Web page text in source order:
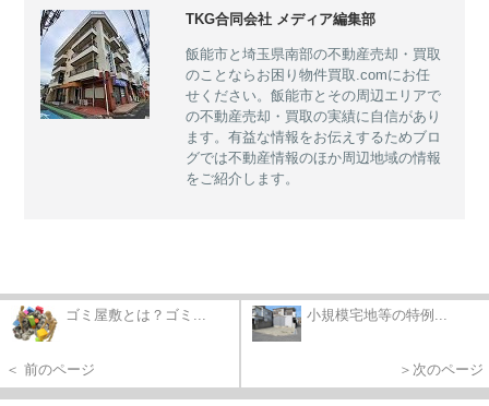
TKG合同会社 メディア編集部
飯能市と埼玉県南部の不動産売却・買取
のことならお困り物件買取.comにお任
せください。飯能市とその周辺エリアで
の不動産売却・買取の実績に自信があり
ます。有益な情報をお伝えするためブロ
グでは不動産情報のほか周辺地域の情報
をご紹介します。
ゴミ屋敷とは？ゴミ...
＜ 前のページ
小規模宅地等の特例...
＞次のページ